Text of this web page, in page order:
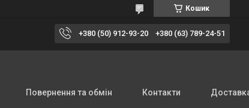
Кошик
+380 (50) 912-93-20 +380 (63) 789-24-51
Повернення та обмін Контакти